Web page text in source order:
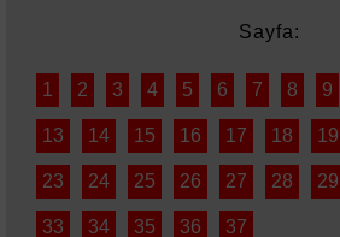
Sayfa:
1 2 3 4 5 6 7 8 9
13 14 15 16 17 18 19
23 24 25 26 27 28 29
33 34 35 36 37